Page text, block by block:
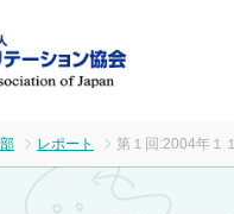
FAJ
レポート 第１回:2004年１